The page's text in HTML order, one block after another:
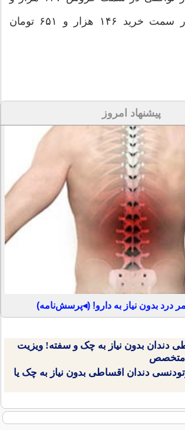
۹۸۳ تومان و در سمت خرید ۱۴۶ هزار و ۶۵۱ تومان
پیشنهاد امروز
درد بدون نیاز به دارو! (◂پرسش‌نامه)
دندان بدون نیاز به چک و سفته! ویزیت
متخصص
ارتودنسی دندان اقساطی بدون نیاز به چک یا